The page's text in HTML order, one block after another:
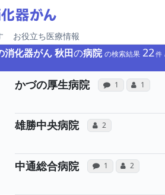
お役立ち医療情報
消化器がん秋田の病院 の検索結果 22
かづの厚生病院 感想投稿（合算）
1 病院への
コミュ
1 所
雄勝中央病院 コミュニケーション
2 所属医師へ
中通総合病院 感想投稿（合算）
1 病院への声
コミュニケ
2 所属